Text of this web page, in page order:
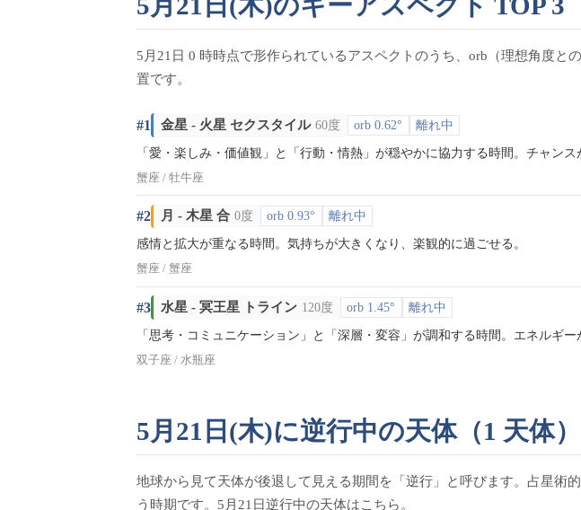
5月21日 0 時時点で形作られているアスペクトのうち、orb（理想角度
置です。
#1 金星 - 火星 セクスタイル 60度 orb 0.62° 離れ中
「愛・楽しみ・価値観」と「行動・情熱」が穏やかに協力する時間。チャンス
蟹座 / 牡牛座
#2 月 - 木星 合 0度 orb 0.93° 離れ中
感情と拡大が重なる時間。気持ちが大きくなり、楽観的に過ごせる。
蟹座 / 蟹座
#3 水星 - 冥王星 トライン 120度 orb 1.45° 離れ中
「思考・コミュニケーション」と「深層・変容」が調和する時間。エネルギー
双子座 / 水瓶座
5月21日(木)に逆行中の天体（1 天体）
地球から見て天体が後退して見える期間を「逆行」と呼びます。占星術
う時期です。5月21日逆行中の天体はこちら。